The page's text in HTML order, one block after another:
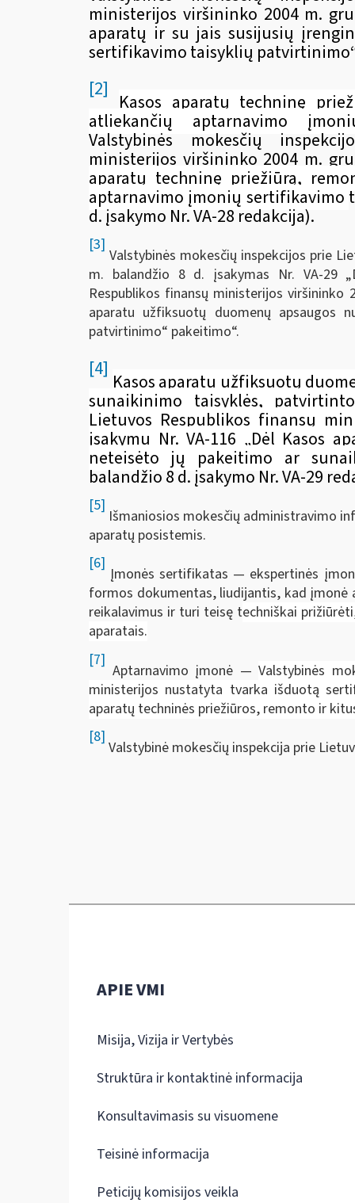
ministerijos viršininko 2004 m.
aparatų ir su jais susijusių
sertifikavimo taisyklių
[2]
Kasos aparatų techninę
atliekančių aptarnavimo
Valstybinės mokesčių
ministerijos viršininko 2004 m.
aparatų techninę priežiūrą,
aptarnavimo įmonių sertifikavimo
d. įsakymo Nr. VA-28 redakcija).
[3]
Valstybinės mokesčių inspekcijos prie
m. balandžio 8 d. įsakymas Nr. VA-29
Respublikos finansų ministerijos viršininko
aparatu užfiksuotų duomenų apsaugos
patvirtinimo“ pakeitimo“.
[4]
Kasos aparatu užfiksuotų
sunaikinimo taisyklės,
Lietuvos Respublikos finansų
įsakymu Nr. VA-116 „Dėl Kasos
neteisėto jų pakeitimo ar
balandžio 8 d. įsakymo Nr. VA-29
[5]
Išmaniosios mokesčių administravimo
aparatų posistemis.
[6]
Įmonės sertifikatas — ekspertinės
formos dokumentas, liudijantis, kad
reikalavimus ir turi teisę techniškai
aparatais.
[7]
Aptarnavimo įmonė — Valstybinės
ministerijos nustatyta tvarka išduotą
aparatų techninės priežiūros, remonto ir
[8]
Valstybinė mokesčių inspekcija prie
APIE VMI
Misija, Vizija ir Vertybės
Struktūra ir kontaktinė informacija
Konsultavimasis su visuomene
Teisinė informacija
Peticijų komisijos veikla